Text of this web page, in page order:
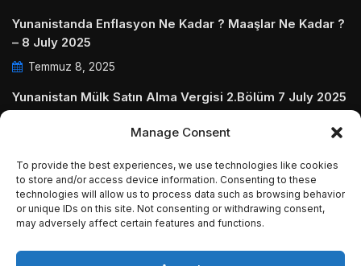
Manage Consent
To provide the best experiences, we use technologies like cookies
to store and/or access device information. Consenting to these
technologies will allow us to process data such as browsing behavior
or unique IDs on this site. Not consenting or withdrawing consent,
may adversely affect certain features and functions.
Yunanistanda Enflasyon Ne Kadar ? Maaşlar Ne Kadar ?
– 8 July 2025
Temmuz 8, 2025
Yunanistan Mülk Satın Alma Vergisi 2.Bölüm 7 July 2025
July 2025
Temmuz 5, 2025